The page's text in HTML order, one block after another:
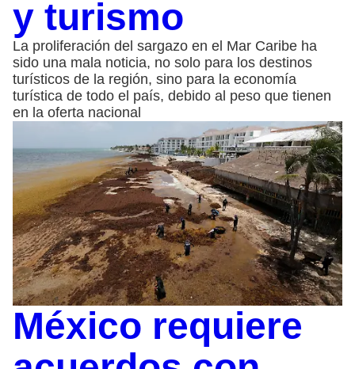
y turismo
La proliferación del sargazo en el Mar Caribe ha
sido una mala noticia, no solo para los destinos
turísticos de la región, sino para la economía
turística de todo el país, debido al peso que tienen
en la oferta nacional
México requiere